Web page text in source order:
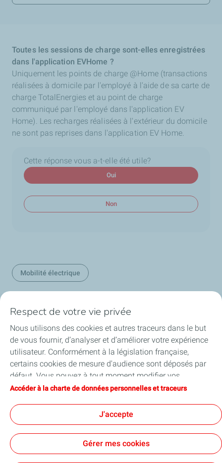
Toutes les sessions de charge sont-elles enregistrées
dans l'application EVHome ?
Uniquement les points de charge @Home (transactions
réalisées à domicile par l'employé à l'aide de sa carte de
charge TotalEnergies et au point de charge
communiqué par l'employé dans l'application EV
Home). Les recharges réalisées à l'extérieur du domicile
ne sont pas reprises dans l'application EV Home.
Cette réponse vous a-t-elle été utile?
Oui
Non
Mobilité électrique
Nos secteurs en Belgique
Nos produits en Belgique
Liens utiles
Nos sites en Belgique
Conditions Générales d'Achats
Respect de votre vie privée
Nous utilisons des cookies et autres traceurs dans le but
de vous fournir, d’analyser et d’améliorer votre expérience
utilisateur. Conformément à la législation française,
certains cookies de mesure d'audience sont déposés par
défaut. Vous pouvez à tout moment modifier vos
paramètres de cookies en cliquant sur le bouton « Gérer
vous acceptez le dépôt de l’ensemble des cookies. Dans le
cas où vous cliquez sur « Je refuse », seuls les cookies
techniques nécessaires au bon fonctionnement du site
seront utilisés. Pour plus d’informations, vous pouvez
Accéder à la charte de données personnelles et traceurs
J'accepte
Gérer mes cookies